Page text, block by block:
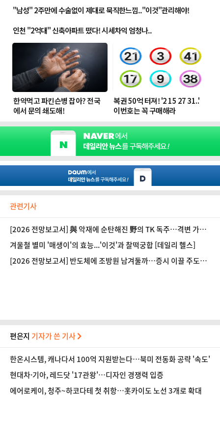
관련기사
[2026 전망보고서] 與 악재에 순탄해진 野의 TK 독주…격변 가능
성은
겨울철 별미 '매생이'의 효능...'이것'과 찰떡궁합 [데일리 헬스]
[2026 전망보고서] 반도체에 조방원 남겨둘까…증시 이끌 주도주
편은지 기자가 쓴 기사
한온시스템, 캐나다서 100억 지원받는다…북미 전동화 공략 '속도'
현대차·기아, 레드닷 '17관왕'…디자인 경쟁력 입증
에어로케이, 청주~하코다테 첫 취항…홋카이도 노선 3개로 확대